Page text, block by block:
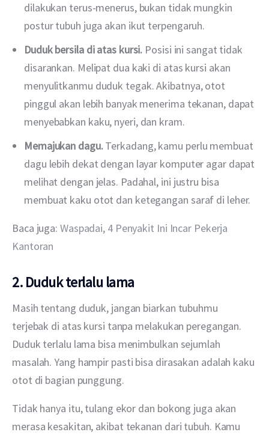
dilakukan terus-menerus, bukan tidak mungkin
postur tubuh juga akan ikut terpengaruh.
Duduk bersila di atas kursi. Posisi ini sangat tidak
disarankan. Melipat dua kaki di atas kursi akan
menyulitkanmu duduk tegak. Akibatnya, otot
pinggul akan lebih banyak menerima tekanan, dapat
menyebabkan kaku, nyeri, dan kram.
Memajukan dagu.Terkadang, kamu perlu membuat
dagu lebih dekat dengan layar komputer agar dapat
melihat dengan jelas. Padahal, ini justru bisa
membuat kaku otot dan ketegangan saraf di leher.
Baca juga: Waspadai, 4 Penyakit Ini Incar Pekerja
Kantoran
2. Duduk terlalu lama
Masih tentang duduk, jangan biarkan tubuhmu
terjebak di atas kursi tanpa melakukan peregangan.
Duduk terlalu lama bisa menimbulkan sejumlah
masalah. Yang hampir pasti bisa dirasakan adalah kaku
otot di bagian punggung.
Tidak hanya itu, tulang ekor dan bokong juga akan
merasa kesakitan, akibat tekanan dari tubuh. Kamu